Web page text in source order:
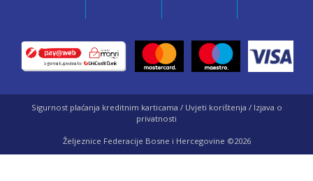
Sigurnost plaćanja kreditnim karticama / Uvjeti korištenja / Izjava o
privatnosti
Željeznice Federacije Bosne i Hercegovine ©2026